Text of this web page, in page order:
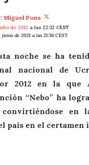
Miguel Pons
de 2012 a las 22:32 CEST
de 2021 a las 21:56 CEST
noche se ha
nacional de
2012 en la que
“Nebo” ha
en
país en el